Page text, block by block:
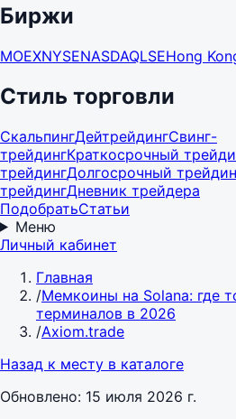
Биржи
MOEXNYSENASDAQLSEHong
Стиль торговли
СкальпингДейтрейдингСвинг-
трейдингКраткосрочный
трейдингДолгосрочный
трейдингДневник трейдера
ПодобратьСтатьи
Меню
Личный кабинет
Главная
/Мемкоины на Solana: где
терминалов в 2026
/Axiom.trade
Назад к месту в каталоге
Обновлено: 15 июля 2026 г.